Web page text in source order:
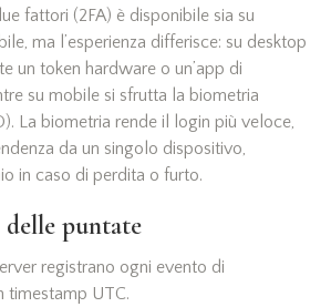
fattori (2FA) è disponibile sia su
ma l’esperienza differisce: su desktop
un token hardware o un’app di
su mobile si sfrutta la biometria
La biometria rende il login più veloce,
da un singolo dispositivo,
in caso di perdita o furto.
puntate
registrano ogni evento di
timestamp UTC.